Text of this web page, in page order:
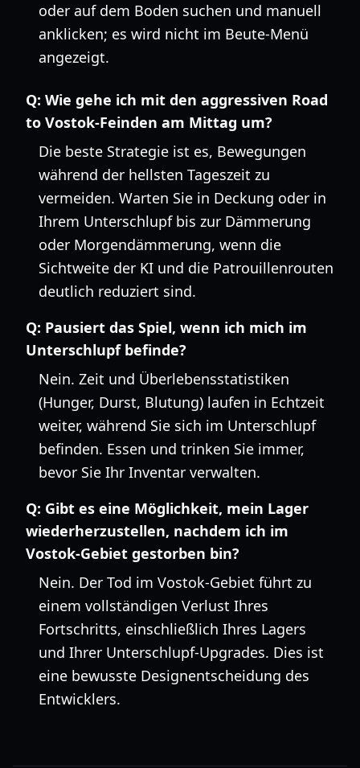
oder auf dem Boden suchen und manuell
anklicken; es wird nicht im Beute-Menü
angezeigt.
Q: Wie gehe ich mit den aggressiven Road
to Vostok-Feinden am Mittag um?
Die beste Strategie ist es, Bewegungen
während der hellsten Tageszeit zu
vermeiden. Warten Sie in Deckung oder in
Ihrem Unterschlupf bis zur Dämmerung
oder Morgendämmerung, wenn die
Sichtweite der KI und die Patrouillenrouten
deutlich reduziert sind.
Q: Pausiert das Spiel, wenn ich mich im
Unterschlupf befinde?
Nein. Zeit und Überlebensstatistiken
(Hunger, Durst, Blutung) laufen in Echtzeit
weiter, während Sie sich im Unterschlupf
befinden. Essen und trinken Sie immer,
bevor Sie Ihr Inventar verwalten.
Q: Gibt es eine Möglichkeit, mein Lager
wiederherzustellen, nachdem ich im
Vostok-Gebiet gestorben bin?
Nein. Der Tod im Vostok-Gebiet führt zu
einem vollständigen Verlust Ihres
Fortschritts, einschließlich Ihres Lagers
und Ihrer Unterschlupf-Upgrades. Dies ist
eine bewusste Designentscheidung des
Entwicklers.